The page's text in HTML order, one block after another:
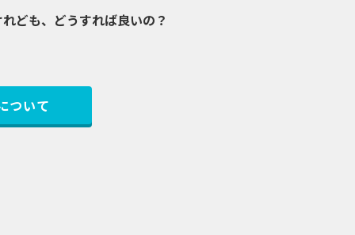
ども、どうすれば良いの？
ついて